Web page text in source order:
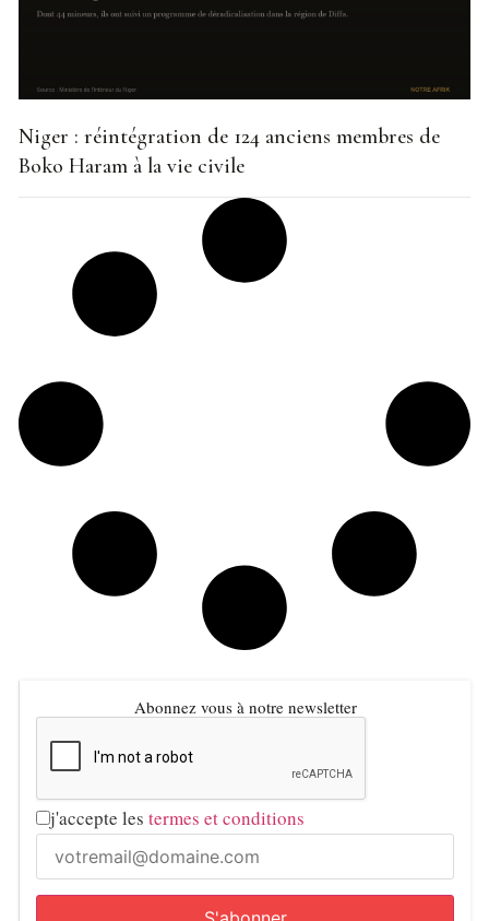
Niger : réintégration de 124 anciens membres de
Boko Haram à la vie civile
Abonnez vous à notre newsletter
j'accepte les termes et conditions